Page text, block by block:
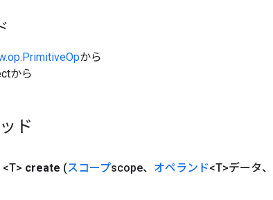
から
から
ド
<T> create (スコープscope、 オペランド<T>データ、